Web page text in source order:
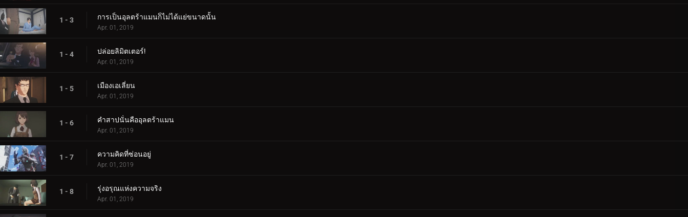
1 - 3 การเป็นอุลตร้าแมนก็ไม่ได้แย่ขนาดนั้น
Apr. 01, 2019
1 - 4 ปล่อยลิมิตเตอร์!
Apr. 01, 2019
1 - 5 เมืองเอเลี่ยน
Apr. 01, 2019
1 - 6 คำสาปนั่นคืออุลตร้าแมน
Apr. 01, 2019
1 - 7 ความคิดที่ซ่อนอยู่
Apr. 01, 2019
1 - 8 รุ่งอรุณแห่งความจริง
Apr. 01, 2019